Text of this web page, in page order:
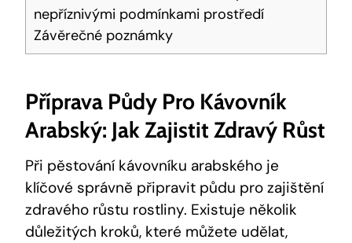
nepříznivými podmínkami prostředí
Závěrečné poznámky
Příprava Půdy Pro Kávovník
Arabský: Jak Zajistit Zdravý Růst
Při pěstování kávovníku arabského je
klíčové správně připravit půdu pro zajištění
zdravého růstu rostliny. Existuje několik
důležitých kroků, které můžete udělat,